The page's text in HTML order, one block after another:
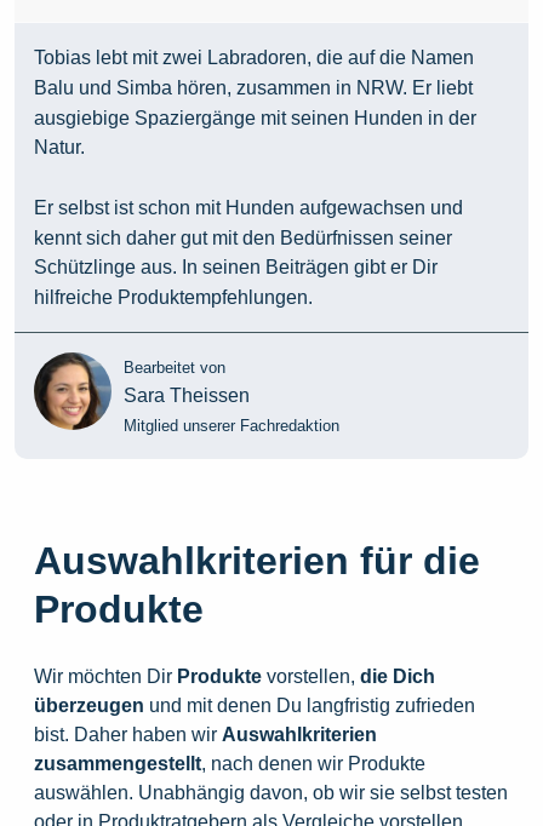
Tobias lebt mit zwei Labradoren, die auf die Namen
Balu und Simba hören, zusammen in NRW. Er liebt
ausgiebige Spaziergänge mit seinen Hunden in der
Natur.
Er selbst ist schon mit Hunden aufgewachsen und
kennt sich daher gut mit den Bedürfnissen seiner
Schützlinge aus. In seinen Beiträgen gibt er Dir
hilfreiche Produktempfehlungen.
Bearbeitet von
Sara Theissen
Mitglied unserer Fachredaktion
Auswahlkriterien für die
Produkte
Wir möchten Dir Produkte vorstellen, die Dich
überzeugen und mit denen Du langfristig zufrieden
bist. Daher haben wir Auswahlkriterien
zusammengestellt, nach denen wir Produkte
auswählen. Unabhängig davon, ob wir sie selbst testen
oder in Produktratgebern als Vergleiche vorstellen,